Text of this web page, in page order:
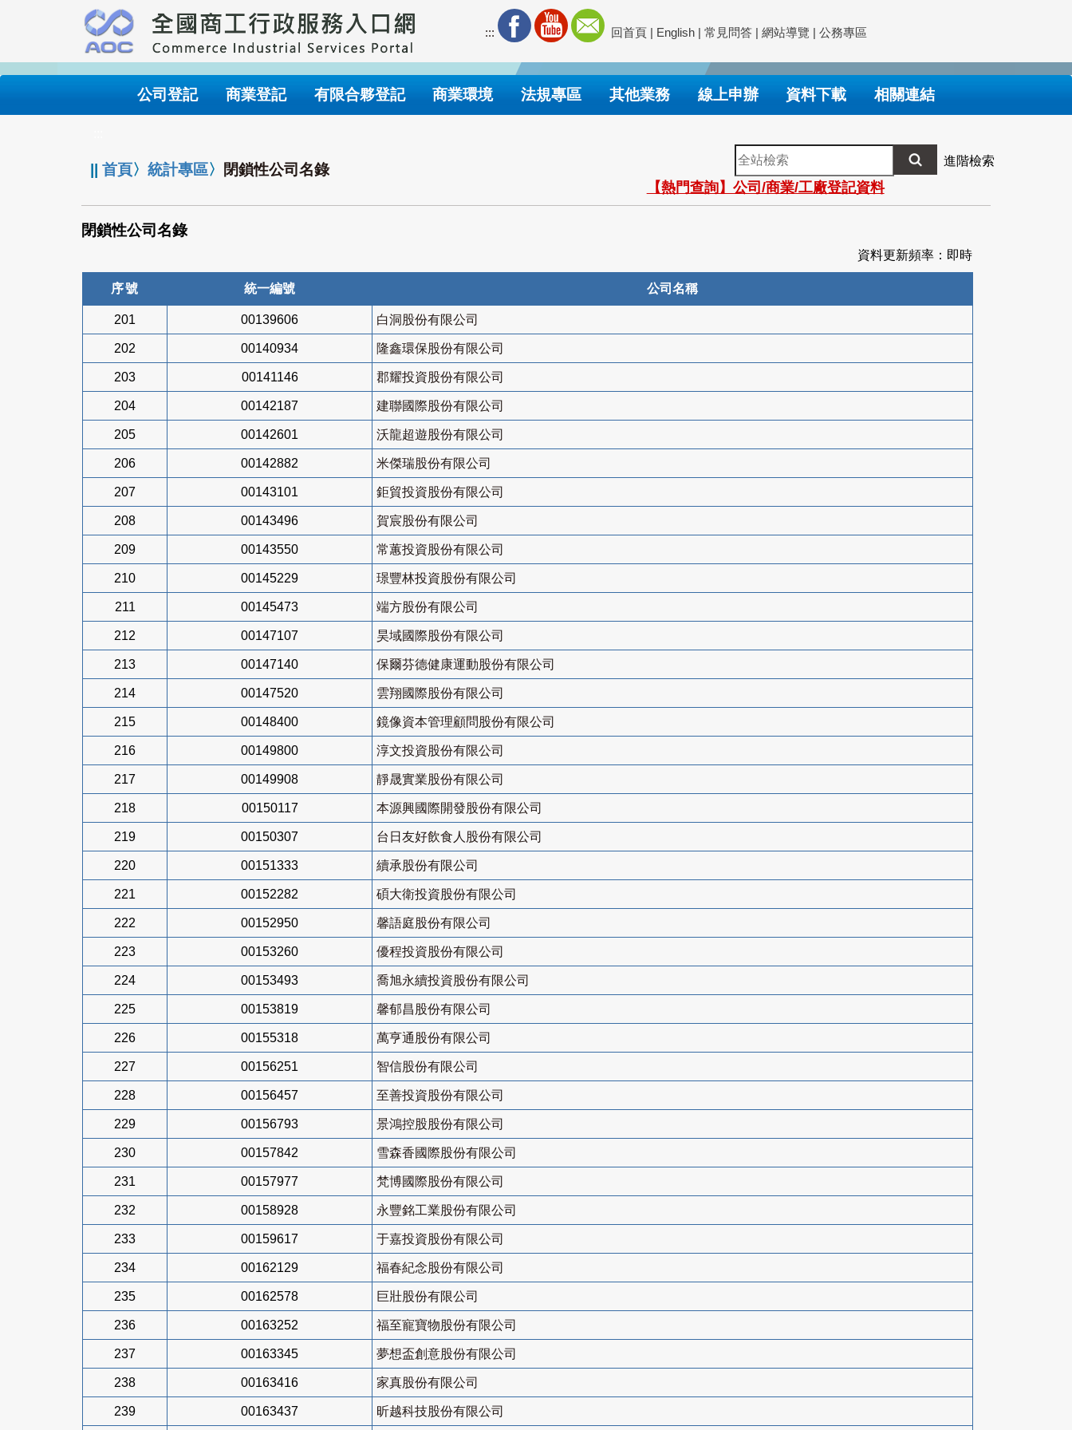
要
內
::: 回首頁 | English | 常見問答 | 網站導覽 | 公務專區
公司登記 商業登記 有限合夥登記 商業環境 法規專區 其他業務 線上申辦 資料下載 相關連結
||首頁〉統計專區〉 閉鎖性公司名錄
全
站
檢
索
進階檢索
【熱門查詢】公司/商業/工廠登記資料
閉鎖性公司名錄
資料更新頻率：即時
序號 統一編號 公司名稱
201 00139606 白洞股份有限公司
202 00140934 隆鑫環保股份有限公司
203 00141146 郡耀投資股份有限公司
204 00142187 建聯國際股份有限公司
205 00142601 沃龍超遊股份有限公司
206 00142882 米傑瑞股份有限公司
207 00143101 鉅貿投資股份有限公司
208 00143496 賀宸股份有限公司
209 00143550 常蕙投資股份有限公司
210 00145229 璟豐林投資股份有限公司
211 00145473 端方股份有限公司
212 00147107 昊域國際股份有限公司
213 00147140 保爾芬德健康運動股份有限公司
214 00147520 雲翔國際股份有限公司
215 00148400 鏡像資本管理顧問股份有限公司
216 00149800 淳文投資股份有限公司
217 00149908 靜晟實業股份有限公司
218 00150117 本源興國際開發股份有限公司
219 00150307 台日友好飲食人股份有限公司
220 00151333 續承股份有限公司
221 00152282 碩大衛投資股份有限公司
222 00152950 馨語庭股份有限公司
223 00153260 優程投資股份有限公司
224 00153493 喬旭永續投資股份有限公司
225 00153819 馨郁昌股份有限公司
226 00155318 萬亨通股份有限公司
227 00156251 智信股份有限公司
228 00156457 至善投資股份有限公司
229 00156793 景鴻控股股份有限公司
230 00157842 雪森香國際股份有限公司
231 00157977 梵博國際股份有限公司
232 00158928 永豐銘工業股份有限公司
233 00159617 于嘉投資股份有限公司
234 00162129 福春紀念股份有限公司
235 00162578 巨壯股份有限公司
236 00163252 福至寵寶物股份有限公司
237 00163345 夢想盃創意股份有限公司
238 00163416 家真股份有限公司
239 00163437 昕越科技股份有限公司